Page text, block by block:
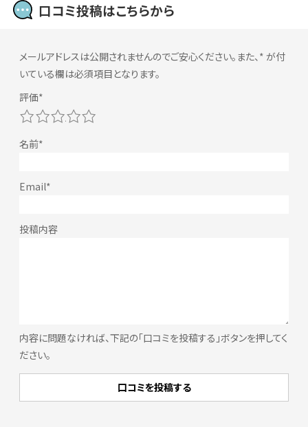
口コミ投稿はこちらから
メールアドレスは公開されませんのでご安心ください。また、* が付
いている欄は必須項目となります。
内容に問題なければ、下記の「口コミを投稿する」ボタンを押してく
ださい。
5
4
3
2